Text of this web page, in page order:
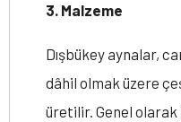
3. Malzeme
Dışbükey aynalar,
dâhil olmak üzere
üretilir. Genel olarak